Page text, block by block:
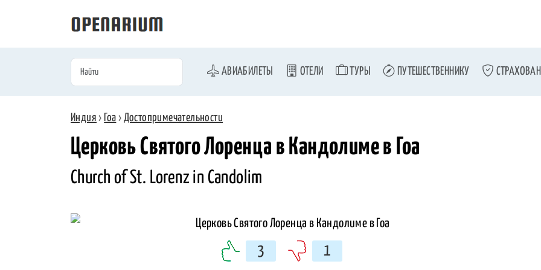
АВИАБИЛЕТЫ ОТЕЛИ ТУРЫ ПУТЕШЕСТВЕННИКУ
Индия › Гоа › Достопримечательности
Церковь Святого Лоренца в Кандолиме в Гоа
Church of St. Lorenz in Candolim
3 1